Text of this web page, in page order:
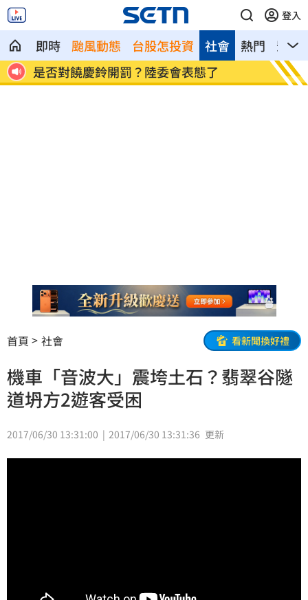
登入
即時 颱風動態 台股怎投資 熱門 影音
社會
開
是否對饒慶鈴開罰？陸委會表態了 金曲
首頁 社會 看新聞換好禮
機車「音波大」震垮土石？翡翠谷隧
道坍方2遊客受困
2017/06/30 13:31:00 2017/06/30 13:31:36 更新